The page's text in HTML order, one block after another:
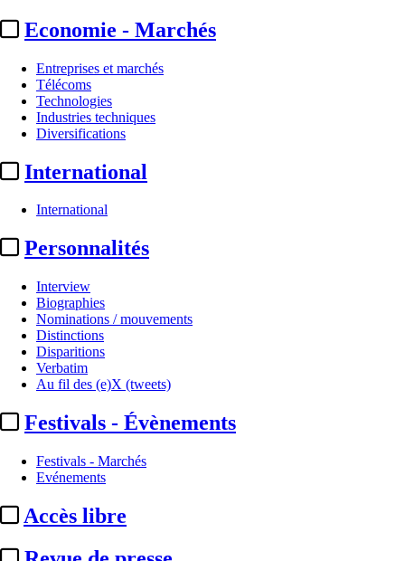
Economie - Marchés
Entreprises et marchés
Télécoms
Technologies
Industries techniques
Diversifications
International
International
Personnalités
Interview
Biographies
Nominations / mouvements
Distinctions
Disparitions
Verbatim
Au fil des (e)X (tweets)
Festivals - Évènements
Festivals - Marchés
Evénements
Accès libre
Production audiovisuelle :
inquiétudes du secteur, entre
baisses de dotation ...